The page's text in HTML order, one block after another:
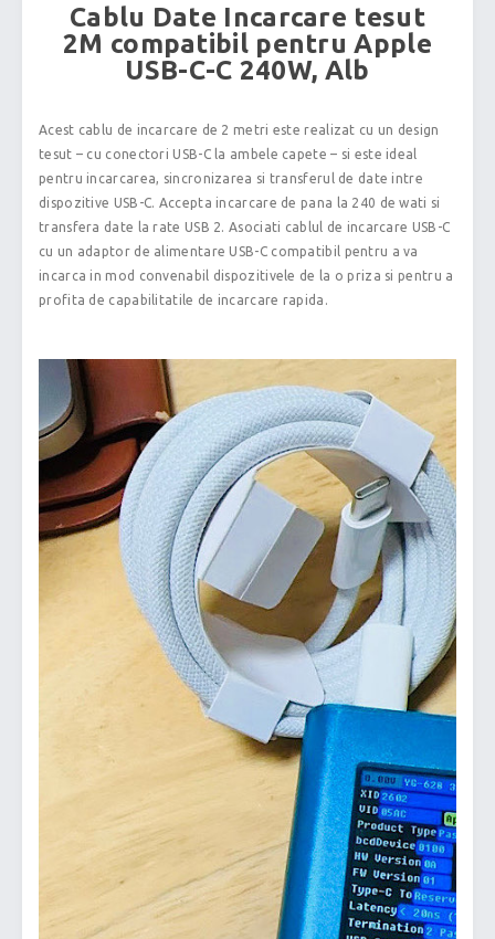
Cablu Date Incarcare tesut
2M compatibil pentru Apple
USB-C-C 240W, Alb
Acest cablu de incarcare de 2 metri este realizat cu un design
tesut – cu conectori USB-C la ambele capete – si este ideal
pentru incarcarea, sincronizarea si transferul de date intre
dispozitive USB-C. Accepta incarcare de pana la 240 de wati si
transfera date la rate USB 2. Asociati cablul de incarcare USB-C
cu un adaptor de alimentare USB-C compatibil pentru a va
incarca in mod convenabil dispozitivele de la o priza si pentru a
profita de capabilitatile de incarcare rapida.